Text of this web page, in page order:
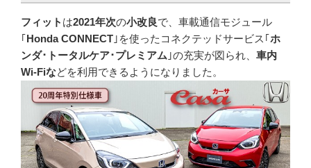
フィット は2021年次の小改良で、車載通信モジュール
｢Honda CONNECT ｣を使ったコネクテッドサービス｢ホ
ンダ･トータルケア･プレミアム ｣の充実が図られ、 車内
Wi-Fiなどを利用できるようになりました。